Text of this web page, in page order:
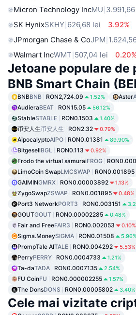
Micron Technology IncMU
SK HynixSKHY 626,68 lei
3.92%
JPmorgan Chase & CoJPM
Walmart IncWMT 507,04 lei
Jetoane populare de
BNB Smart Chain
BNBBNB RON2,724.09 1.52% Aster
AudieraBEAT RON15.05 56.12%
StableSTABLE RON0.1503 1.40%
币安人生币安人生 RON2.32 0.79%
AipocalyptoAIPO RON0.01381 89.90%
BitgesellBGL RON0.113 0.92%
Frodo the virtual samuraiFROG
LimoCoin SwapLMCSWAP RON0.001895
GAIMINGMRX RON0.00003892 1.13%
ZygoSwapZSWAP RON0.001895 0.48%
Port3 NetworkPORT3 RON0.003151
GOUTGOUT RON0.00002285 0.48%
Fair and FreeFAIR3 RON0.002053 0.10%
Sigma.MoneySIGMA RON0.01508
PrompTale AITALE RON0.004292 5.53%
PerryPERRY RON0.0004733 1.21%
Ta-daTADA RON0.0007135 2.54%
FU CoinFU RON0.000002255 1.57%
The DonsDONS RON0.00005802 3.40%
Cele mai vizitate